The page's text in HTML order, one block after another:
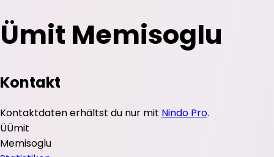
Ümit Memisoglu
Kontakt
Kontaktdaten erhältst du nur mit Nindo Pro.
ÜÜmit
Memisoglu